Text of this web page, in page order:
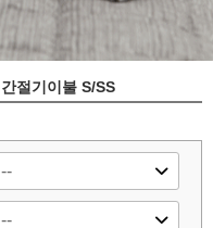
절기이불 S/SS